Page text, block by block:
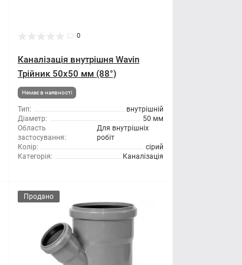
0
Каналізація внутрішня Wavin
Трійник 50x50 мм (88°)
Немає в наявності
Тип:
внутрішній
Діаметр:
50 мм
Область
застосування:
Для внутрішніх
робіт
Колір:
сірий
Категорія:
Каналізація
Продано